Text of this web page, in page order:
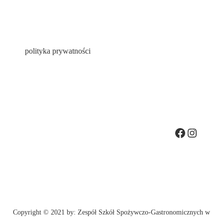
polityka prywatności
Copyright © 2021 by: Zespół Szkół Spożywczo-Gastronomicznych w